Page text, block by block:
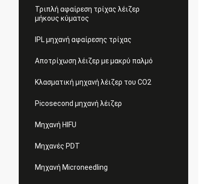
Τριπλή αφαίρεση τρίχας λέιζερ
μήκους κύματος
IPL μηχανή αφαίρεσης τρίχας
Αποτρίχωση λέιζερ με μακρύ παλμό
Κλασματική μηχανή λέιζερ του CO2
Picosecond μηχανή λέιζερ
Μηχανή HIFU
Μηχανές PDT
Μηχανή Microneedling